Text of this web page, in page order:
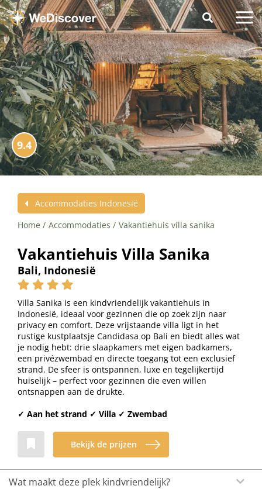
9.4
Accommodaties Indonesië
Home
Accommodaties Vakantiehuis villa sanika
Vakantiehuis Villa Sanika
Bali, Indonesië
Villa Sanika is een kindvriendelijk vakantiehuis in
Indonesië, ideaal voor gezinnen die op zoek zijn naar
privacy en comfort. Deze vrijstaande villa ligt in het
rustige kustplaatsje Candidasa op Bali en biedt alles wat
je nodig hebt: drie slaapkamers met eigen badkamers,
een privézwembad en directe toegang tot een exclusief
strand. De sfeer is ontspannen, luxe en tegelijkertijd
huiselijk – perfect voor gezinnen die even willen
ontsnappen aan de drukte.
✓ Aan het strand ✓ Villa ✓ Zwembad
Bekijk de prijzen
Wat maakt deze plek kindvriendelijk?